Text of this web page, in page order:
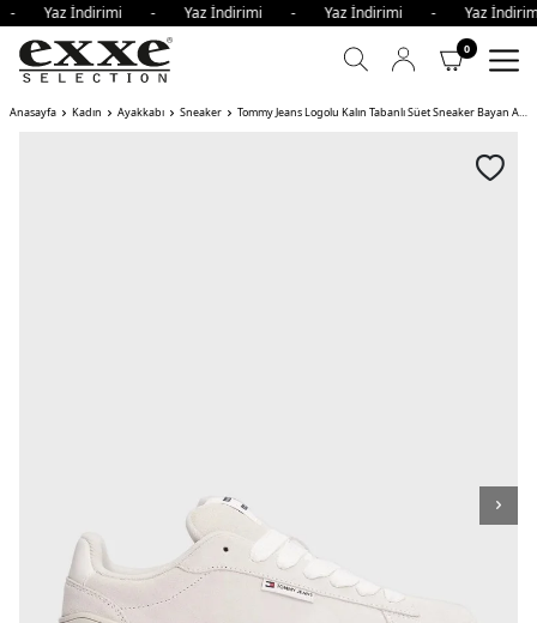
- Yaz İndirimi - Yaz İndirimi - Yaz İndirimi - Yaz
0
Anasayfa Kadın Ayakkabı Sneaker Tommy Jeans Logolu Kalın Tabanlı Süet Sneaker Bayan Ayakkabı